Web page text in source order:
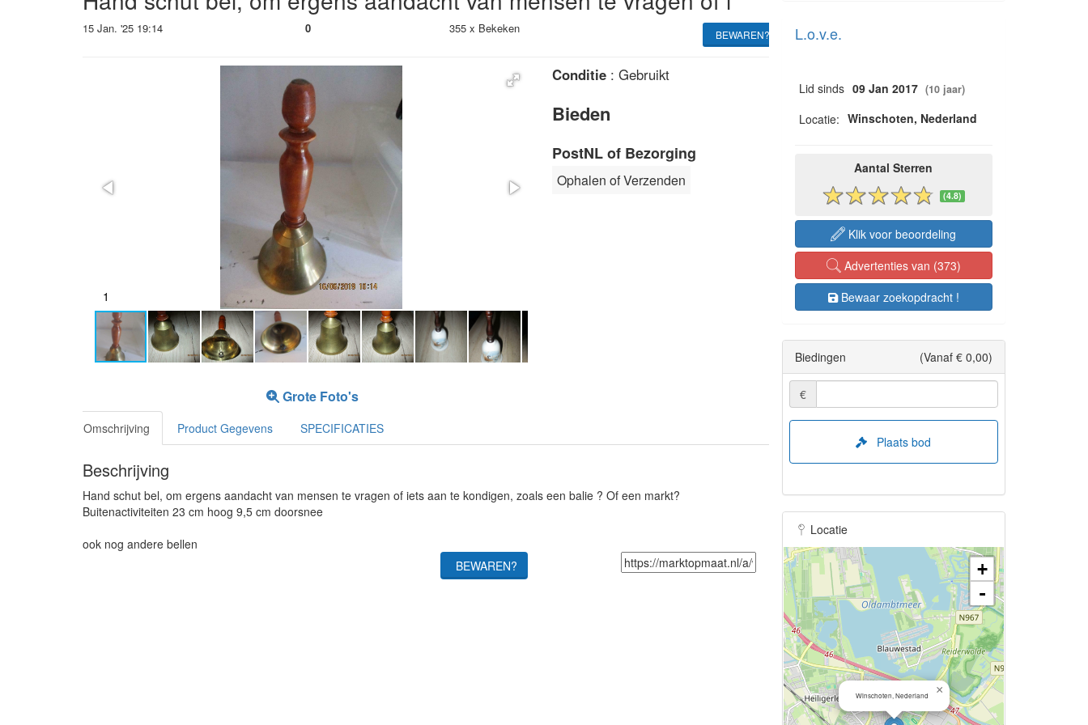
15 Jan. '25 19:14 0 355 x Bekeken BEWAREN?
2
Grote Foto's
Conditie: Gebruikt
Bieden
PostNL of Bezorging
Ophalen of Verzenden
Omschrijving Product Gegevens SPECIFICATIES
Beschrijving
Hand schut bel, om ergens aandacht van mensen te vragen of iets aan te kondigen, zoals een balie ? Of een markt?
Buitenactiviteiten 23 cm hoog 9,5 cm doorsnee
ook nog andere bellen
BEWAREN?
L.o.v.e.
Lid sinds 09 Jan 2017 (10 jaar)
Locatie: Winschoten, Nederland
Aantal Sterren
(4.8)
Klik voor beoordeling
Advertenties van (373)
Bewaar zoekopdracht !
Biedingen (Vanaf € 0,00)
€
Plaats bod
Locatie
Winschoten, Nederland ×
+
-